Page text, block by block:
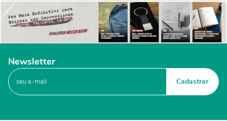
Newsletter
Cadastrar